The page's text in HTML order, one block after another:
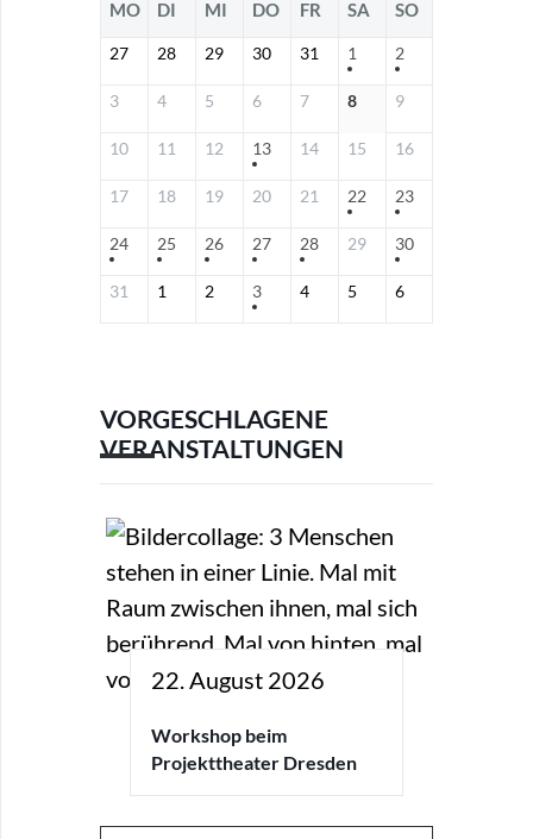
MO DI MI DO FR SA SO
27 28 29 30 31 1 2
3 4 5 6 7 8 9
10 11 12 13 14 15 16
17 18 19 20 21 22 23
24 25 26 27 28 29 30
31 1 2 3 4 5 6
VORGESCHLAGENE
VERANSTALTUNGEN
22. August 2026
Workshop beim
Projekttheater Dresden